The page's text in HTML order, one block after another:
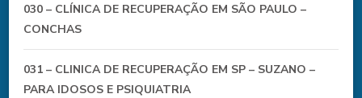
030 – CLÍNICA DE RECUPERAÇÃO EM SÃO PAULO –
CONCHAS
031 – CLINICA DE RECUPERAÇÃO EM SP – SUZANO –
PARA IDOSOS E PSIQUIATRIA